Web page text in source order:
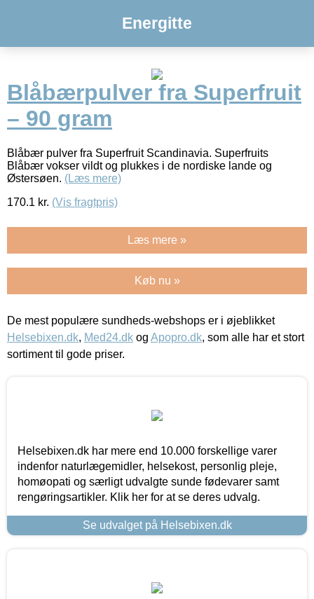
Energitte
Blåbærpulver fra Superfruit
– 90 gram
Blåbær pulver fra Superfruit Scandinavia. Superfruits
Blåbær vokser vildt og plukkes i de nordiske lande og
Østersøen. (Læs mere)
170.1 kr. (Vis fragtpris)
Læs mere »
Køb nu »
De mest populære sundheds-webshops er i øjeblikket
Helsebixen.dk, Med24.dk og Apopro.dk, som alle har et stort
sortiment til gode priser.
Helsebixen.dk har mere end 10.000 forskellige varer
indenfor naturlægemidler, helsekost, personlig pleje,
homøopati og særligt udvalgte sunde fødevarer samt
rengøringsartikler. Klik her for at se deres udvalg.
Se udvalget på Helsebixen.dk